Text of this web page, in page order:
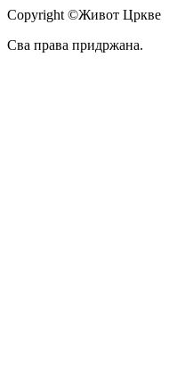
Copyright ©Живот Цркве
Сва права придржана.